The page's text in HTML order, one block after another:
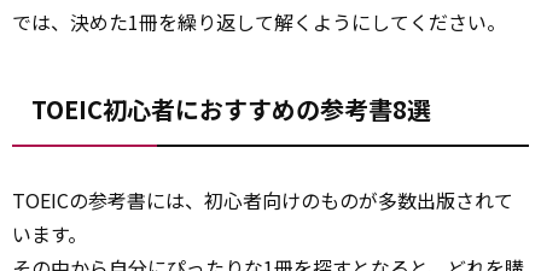
では、決めた1冊を繰り返して解くようにしてください。
TOEIC初心者におすすめの参考書8選
TOEICの参考書には、初心者向けのものが多数出版されて
います。